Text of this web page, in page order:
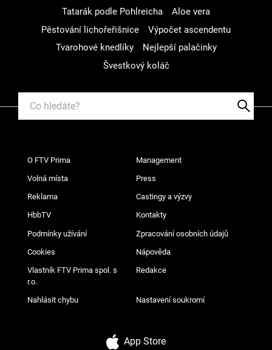
Tatarák podle Pohlreicha
Aloe vera
Pěstování lichořeřišnice
Výpočet ascendentu
Tvarohové knedlíky
Nejlepší palačinky
Švestkový koláč
O FTV Prima Management
Volná místa Press
Reklama Castingy a výzvy
HbbTV Kontakty
Podmínky užívání Zpracování osobních údajů
Cookies Nápověda
Vlastník FTV Prima spol. s
r.o.
Redakce
Nahlásit chybu Nastavení soukromí
App Store